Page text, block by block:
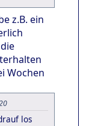
z.B. ein
Wochen
los